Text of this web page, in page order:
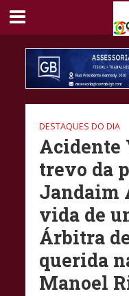
DESTAQUES DO DIA
Acidente
trevo da
Jandaim
vida de
Árbitra
querida
Manoel